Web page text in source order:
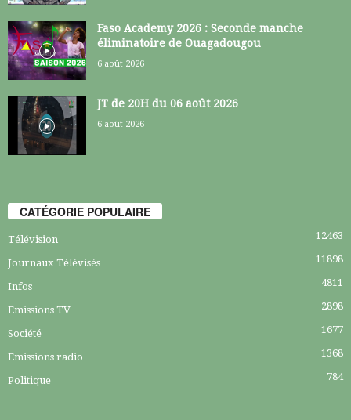
Faso Academy 2026 : Seconde manche
éliminatoire de Ouagadougou
6 août 2026
JT de 20H du 06 août 2026
6 août 2026
CATÉGORIE POPULAIRE
Télévision 12463
Journaux Télévisés 11898
Infos 4811
Emissions TV 2898
Société 1677
Emissions radio 1368
Politique 784